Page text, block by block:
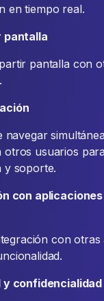
en tiempo real.
pantalla
pantalla con
navegar
otros usuarios para
y soporte.
con aplicaciones
con otras
y confidencialidad